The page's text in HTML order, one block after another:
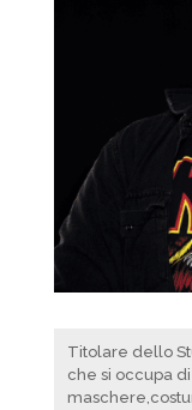
Titolare dello
che si occupa